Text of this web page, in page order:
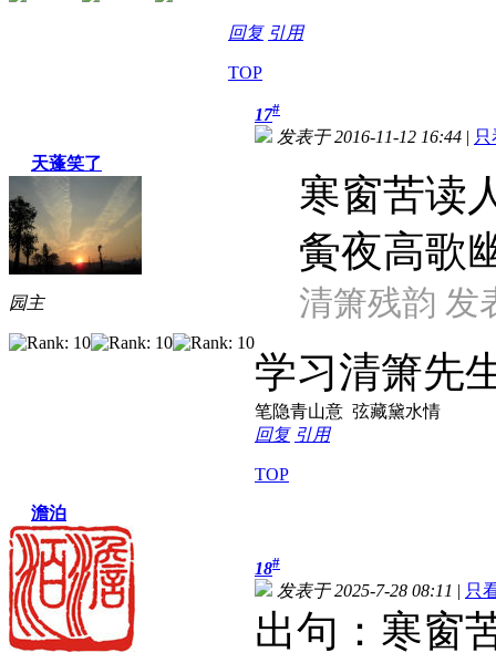
回复 引用
TOP
天蓬笑了
园主
17#
发表于 2016-11-12 16:44 |
寒窗苦读
夤夜高歌
清箫残韵 发
学习清箫先
笔隐青山意 弦藏黛水情
回复 引用
TOP
澹泊
18#
发表于 2025-7-28 08:11 | 只
出句：寒窗